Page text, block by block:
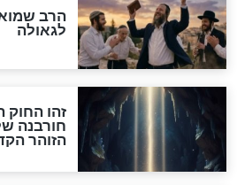
האם אפשר
מה יהיה